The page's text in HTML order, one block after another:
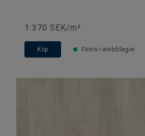
1 370 SEK/m²
Köp Finns i webblager